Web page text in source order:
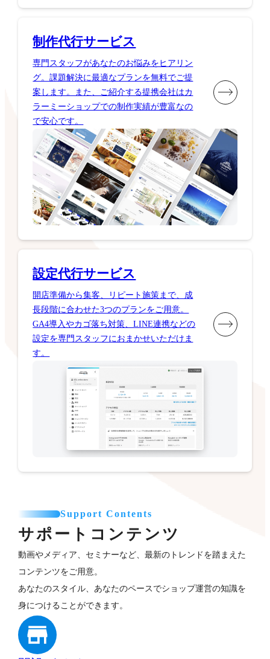
制作代行サービス
専門スタッフがあなたのお悩みをヒアリン
グ。課題解決に最適なプランを無料でご提
案します。また、ご紹介する提携会社はカ
ラーミーショップでの制作実績が豊富なの
で安心です。
設定代行サービス
開店準備から集客、リピート施策まで、成
長段階に合わせた3つのプランをご用意。
GA4導入やカゴ落ち対策、LINE連携などの
設定を専門スタッフにおまかせいただけま
す。
Support Contents
サポートコンテンツ
動画やメディア、セミナーなど、最新のトレンドを踏まえた
コンテンツをご用意。
あなたのスタイル、あなたのペースでショップ運営の知識を
身につけることができます。